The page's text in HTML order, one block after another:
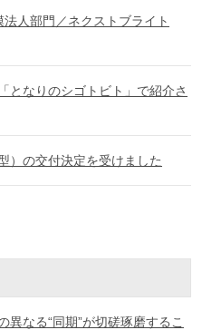
人部門／ネクストブライト
となりのシゴトビト」で紹介さ
）の交付決定を受けました
なる“同期”が切磋琢磨するこ